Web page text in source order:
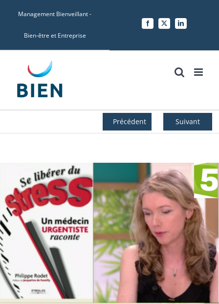
Management Bienveillant -
Bien-être et Entreprise
Facebook
X LinkedIn
Précédent Suivant
l'image
agrandie